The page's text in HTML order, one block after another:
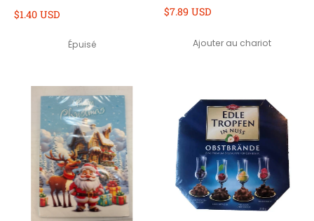
$1.40 USD
Épuisé
$7.89 USD
Ajouter au chariot